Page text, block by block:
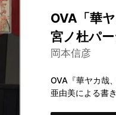
OVA「華
宮ノ杜パ
岡本信彦
OVA『華ヤカ哉
亜由美による書